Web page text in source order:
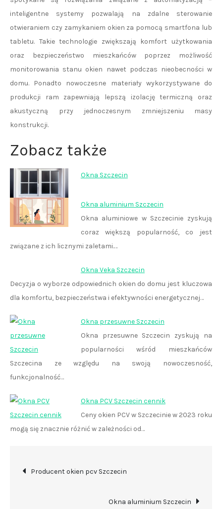
inteligentne systemy pozwalają na zdalne sterowanie
otwieraniem czy zamykaniem okien za pomocą smartfona lub
tabletu. Takie technologie zwiększają komfort użytkowania
oraz bezpieczeństwo mieszkańców poprzez możliwość
monitorowania stanu okien nawet podczas nieobecności w
domu. Ponadto nowoczesne materiały wykorzystywane do
produkcji ram zapewniają lepszą izolację termiczną oraz
akustyczną przy jednoczesnym zmniejszeniu masy
konstrukcji.
Zobacz także
Okna Szczecin
Okna aluminium Szczecin
Okna aluminiowe w Szczecinie zyskują
coraz większą popularność, co jest
związane z ich licznymi zaletami.…
Okna Veka Szczecin
Decyzja o wyborze odpowiednich okien do domu jest kluczowa
dla komfortu, bezpieczeństwa i efektywności energetycznej…
Okna przesuwne Szczecin
Okna przesuwne Szczecin zyskują na
popularności wśród mieszkańców
Szczecina ze względu na swoją nowoczesność,
funkcjonalność…
Okna PCV Szczecin cennik
Ceny okien PCV w Szczecinie w 2023 roku
mogą się znacznie różnić w zależności od…
Nawigacja
Producent okien pcv Szczecin
Okna aluminium Szczecin